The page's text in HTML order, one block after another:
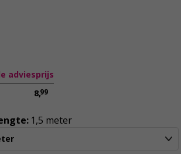
adviesprijs
8,99
1,5 meter